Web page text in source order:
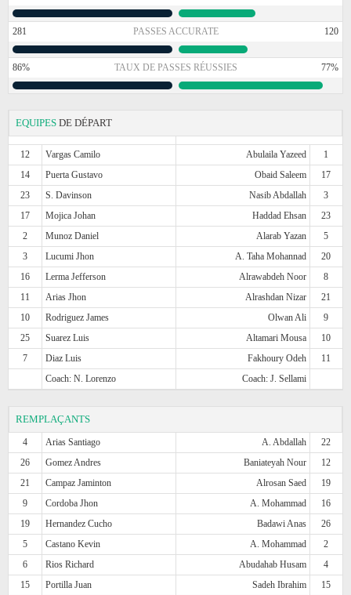
281 PASSES ACCURATE 120
86% TAUX DE PASSES RÉUSSIES 77%
EQUIPES DE DÉPART
12 Vargas Camilo Abulaila Yazeed
1
14
Puerta Gustavo Obaid Saleem
17
23
S. Davinson Nasib Abdallah
3
17
Mojica Johan Haddad Ehsan
23
2
Munoz Daniel Alarab Yazan
5
3
Lucumi Jhon A. Taha Mohannad
20
16
Lerma Jefferson Alrawabdeh Noor
8
11
Arias Jhon Alrashdan Nizar
21
10
Rodriguez James Olwan Ali
9
25
Suarez Luis Altamari Mousa
10
7
Diaz Luis Fakhoury Odeh
11
Coach: N. Lorenzo
Coach: J. Sellami
REMPLAÇANTS
4 Arias Santiago A. Abdallah
22
26
Gomez Andres Baniateyah Nour
12
21
Campaz Jaminton Alrosan Saed
19
9
Cordoba Jhon A. Mohammad
16
19
Hernandez Cucho Badawi Anas
26
5
Castano Kevin A. Mohammad
2
6
Rios Richard Abudahab Husam
4
15
Portilla Juan Sadeh Ibrahim
15